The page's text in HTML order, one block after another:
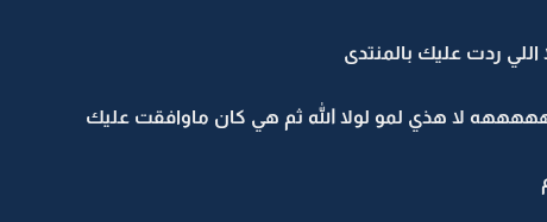
اللي ردت عليك بالمنتدى
لا هذي لمو لولا الله ثم هي كان ماوافقت عليك